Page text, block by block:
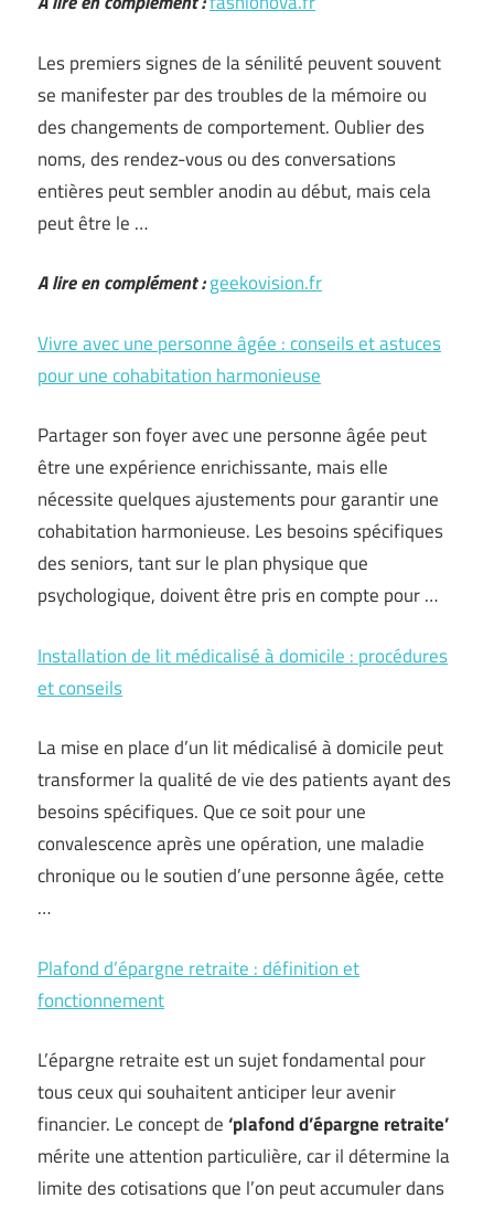
Les premiers signes de la sénilité peuvent souvent
se manifester par des troubles de la mémoire ou
des changements de comportement. Oublier des
noms, des rendez-vous ou des conversations
entières peut sembler anodin au début, mais cela
peut être le …
A lire en complément :geekovision.fr
Vivre avec une personne âgée : conseils et astuces
pour une cohabitation harmonieuse
Partager son foyer avec une personne âgée peut
être une expérience enrichissante, mais elle
nécessite quelques ajustements pour garantir une
cohabitation harmonieuse. Les besoins spécifiques
des seniors, tant sur le plan physique que
psychologique, doivent être pris en compte pour …
Installation de lit médicalisé à domicile : procédures
et conseils
La mise en place d’un lit médicalisé à domicile peut
transformer la qualité de vie des patients ayant des
besoins spécifiques. Que ce soit pour une
convalescence après une opération, une maladie
chronique ou le soutien d’une personne âgée, cette
…
Plafond d’épargne retraite : définition et
fonctionnement
L’épargne retraite est un sujet fondamental pour
tous ceux qui souhaitent anticiper leur avenir
financier. Le concept de‘plafond d’épargne retraite’
mérite une attention particulière, car il détermine la
limite des cotisations que l’on peut accumuler dans